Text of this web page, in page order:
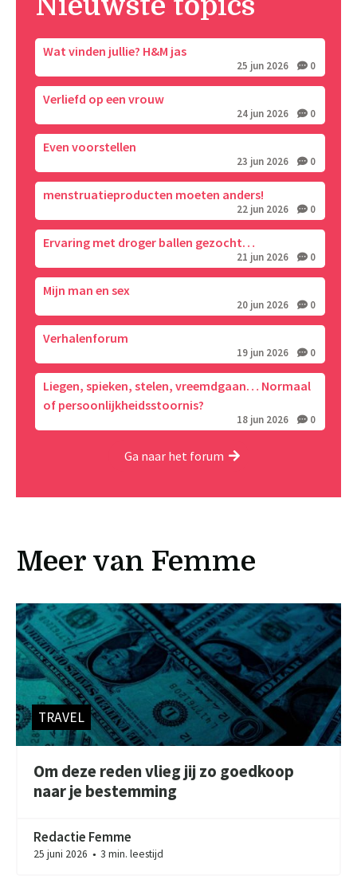
Wat vinden jullie? H&M jas
25 jun 2026 0
Verliefd op een vrouw
24 jun 2026 0
Even voorstellen
23 jun 2026 0
menstruatieproducten moeten anders!
22 jun 2026 0
Ervaring met droger ballen gezocht…
21 jun 2026 0
Mijn man en sex
20 jun 2026 0
Verhalenforum
19 jun 2026 0
Liegen, spieken, stelen, vreemdgaan… Normaal
of persoonlijkheidsstoornis?
18 jun 2026 0
Ga naar het forum
Meer van Femme
TRAVEL
Om deze reden vlieg jij zo goedkoop
naar je bestemming
Redactie Femme
25 juni 2026 ● 3 min. leestijd